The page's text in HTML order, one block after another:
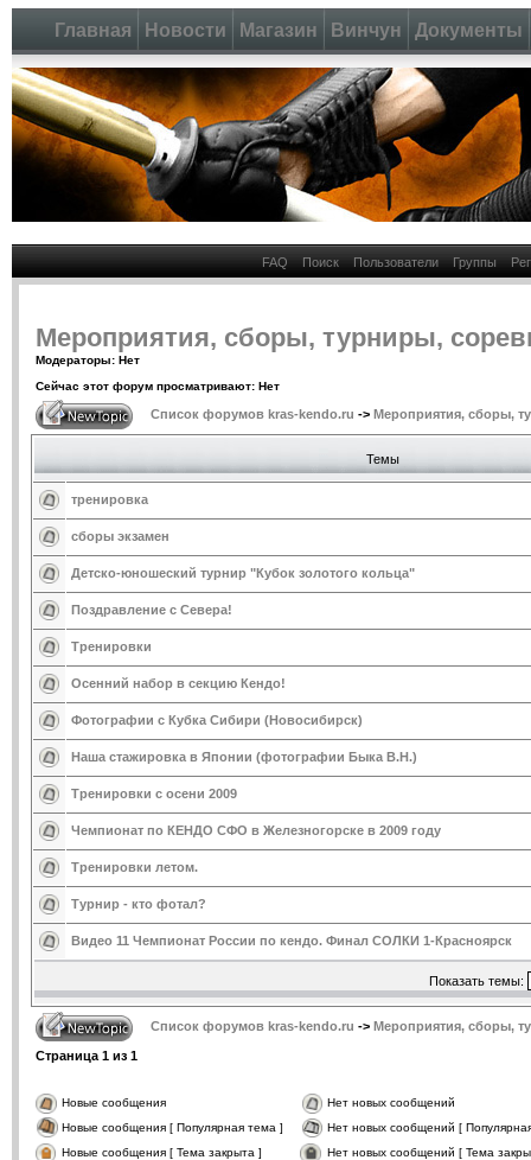
Главная Новости Магазин Винчун Документы
FAQ Поиск Пользователи Группы
Мероприятия, сборы, турниры,
Модераторы: Нет
Сейчас этот форум просматривают: Нет
Список форумов kras-kendo.ru -> Мероприятия, сборы,
Темы
тренировка
сборы экзамен
Детско-юношеский турнир "Кубок золотого кольца"
Поздравление с Севера!
Тренировки
Осенний набор в секцию Кендо!
Фотографии с Кубка Сибири (Новосибирск)
Наша стажировка в Японии (фотографии Быка В.Н.)
Тренировки с осени 2009
Чемпионат по КЕНДО СФО в Железногорске в 2009 году
Тренировки летом.
Турнир - кто фотал?
Видео 11 Чемпионат России по кендо. Финал СОЛКИ 1-Красноярск
Показать темы:
Список форумов kras-kendo.ru -> Мероприятия, сборы,
Страница 1 из 1
Новые сообщения
Нет новых сообщений
Новые сообщения [ Популярная тема ]
Нет новых сообщений [
Новые сообщения [ Тема закрыта ]
Нет новых сообщений [ Тема